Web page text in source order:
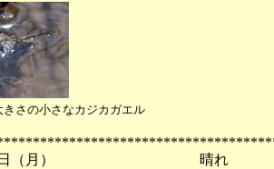
さの小さなカジカガエル
7月１9日（月）